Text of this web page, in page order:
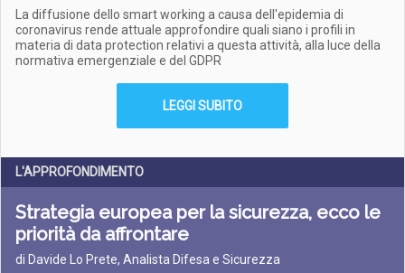
La diffusione dello smart working a causa dell'epidemia di
coronavirus rende attuale approfondire quali siano i profili in
materia di data protection relativi a questa attività, alla luce della
normativa emergenziale e del GDPR
LEGGI SUBITO
L'APPROFONDIMENTO
Strategia europea per la sicurezza, ecco le
priorità da affrontare
di Davide Lo Prete, Analista Difesa e Sicurezza